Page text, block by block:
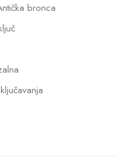
bronca